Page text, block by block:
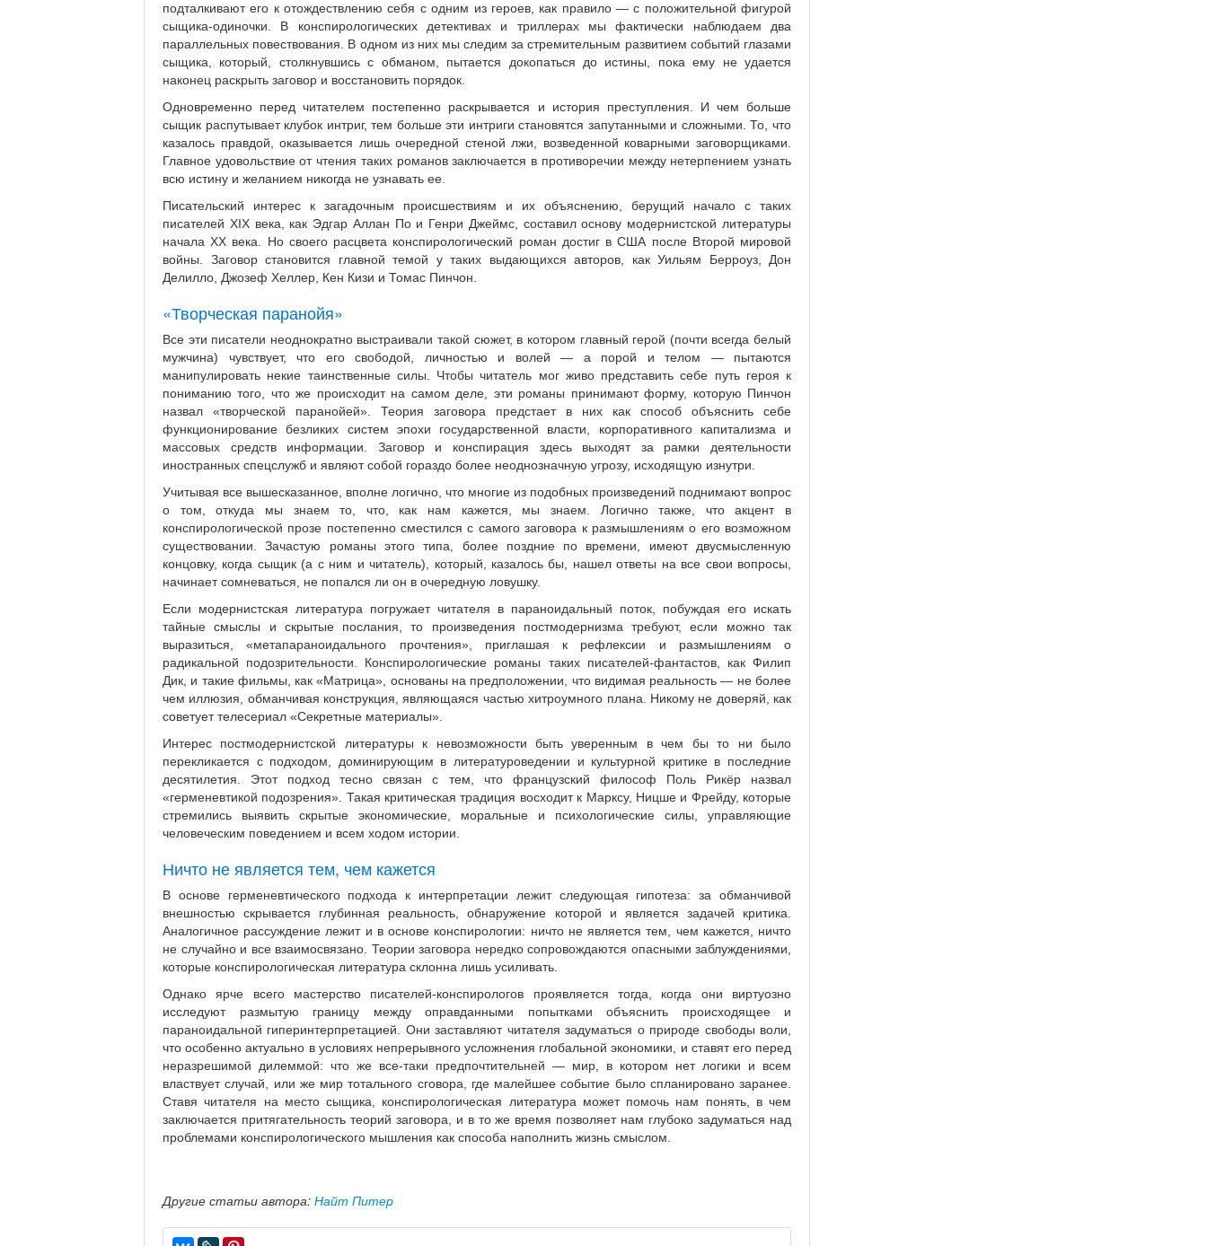
подталкивают его к отождествлению себя с одним из героев, как правило — с положительной фигурой
сыщика-одиночки. В конспирологических детективах и триллерах мы фактически наблюдаем два
параллельных повествования. В одном из них мы следим за стремительным развитием событий глазами
сыщика, который, столкнувшись с обманом, пытается докопаться до истины, пока ему не удается
наконец раскрыть заговор и восстановить порядок.
Одновременно перед читателем постепенно раскрывается и история преступления. И чем больше
сыщик распутывает клубок интриг, тем больше эти интриги становятся запутанными и сложными. То, что
казалось правдой, оказывается лишь очередной стеной лжи, возведенной коварными заговорщиками.
Главное удовольствие от чтения таких романов заключается в противоречии между нетерпением узнать
всю истину и желанием никогда не узнавать ее.
Писательский интерес к загадочным происшествиям и их объяснению, берущий начало с таких
писателей XIX века, как Эдгар Аллан По и Генри Джеймс, составил основу модернистской литературы
начала XX века. Но своего расцвета конспирологический роман достиг в США после Второй мировой
войны. Заговор становится главной темой у таких выдающихся авторов, как Уильям Берроуз, Дон
Делилло, Джозеф Хеллер, Кен Кизи и Томас Пинчон.
«Творческая паранойя»
Все эти писатели неоднократно выстраивали такой сюжет, в котором главный герой (почти всегда белый
мужчина) чувствует, что его свободой, личностью и волей — а порой и телом — пытаются
манипулировать некие таинственные силы. Чтобы читатель мог живо представить себе путь героя к
пониманию того, что же происходит на самом деле, эти романы принимают форму, которую Пинчон
назвал «творческой паранойей». Теория заговора предстает в них как способ объяснить себе
функционирование безликих систем эпохи государственной власти, корпоративного капитализма и
массовых средств информации. Заговор и конспирация здесь выходят за рамки деятельности
иностранных спецслужб и являют собой гораздо более неоднозначную угрозу, исходящую изнутри.
Учитывая все вышесказанное, вполне логично, что многие из подобных произведений поднимают вопрос
о том, откуда мы знаем то, что, как нам кажется, мы знаем. Логично также, что акцент в
конспирологической прозе постепенно сместился с самого заговора к размышлениям о его возможном
существовании. Зачастую романы этого типа, более поздние по времени, имеют двусмысленную
концовку, когда сыщик (а с ним и читатель), который, казалось бы, нашел ответы на все свои вопросы,
начинает сомневаться, не попался ли он в очередную ловушку.
Если модернистская литература погружает читателя в параноидальный поток, побуждая его искать
тайные смыслы и скрытые послания, то произведения постмодернизма требуют, если можно так
выразиться, «метапараноидального прочтения», приглашая к рефлексии и размышлениям о
радикальной подозрительности. Конспирологические романы таких писателей-фантастов, как Филип
Дик, и такие фильмы, как «Матрица», основаны на предположении, что видимая реальность — не более
чем иллюзия, обманчивая конструкция, являющаяся частью хитроумного плана. Никому не доверяй, как
советует телесериал «Секретные материалы».
Интерес постмодернистской литературы к невозможности быть уверенным в чем бы то ни было
перекликается с подходом, доминирующим в литературоведении и культурной критике в последние
десятилетия. Этот подход тесно связан с тем, что французский философ Поль Рикёр назвал
«герменевтикой подозрения». Такая критическая традиция восходит к Марксу, Ницше и Фрейду, которые
стремились выявить скрытые экономические, моральные и психологические силы, управляющие
человеческим поведением и всем ходом истории.
Ничто не является тем, чем кажется
В основе герменевтического подхода к интерпретации лежит следующая гипотеза: за обманчивой
внешностью скрывается глубинная реальность, обнаружение которой и является задачей критика.
Аналогичное рассуждение лежит и в основе конспирологии: ничто не является тем, чем кажется, ничто
не случайно и все взаимосвязано. Теории заговора нередко сопровождаются опасными заблуждениями,
которые конспирологическая литература склонна лишь усиливать.
Однако ярче всего мастерство писателей-конспирологов проявляется тогда, когда они виртуозно
исследуют размытую границу между оправданными попытками объяснить происходящее и
параноидальной гиперинтерпретацией. Они заставляют читателя задуматься о природе свободы воли,
что особенно актуально в условиях непрерывного усложнения глобальной экономики, и ставят его перед
неразрешимой дилеммой: что же все-таки предпочтительней — мир, в котором нет логики и всем
властвует случай, или же мир тотального сговора, где малейшее событие было спланировано заранее.
Ставя читателя на место сыщика, конспирологическая литература может помочь нам понять, в чем
заключается притягательность теорий заговора, и в то же время позволяет нам глубоко задуматься над
проблемами конспирологического мышления как способа наполнить жизнь смыслом.
Другие статьи автора: Найт Питер